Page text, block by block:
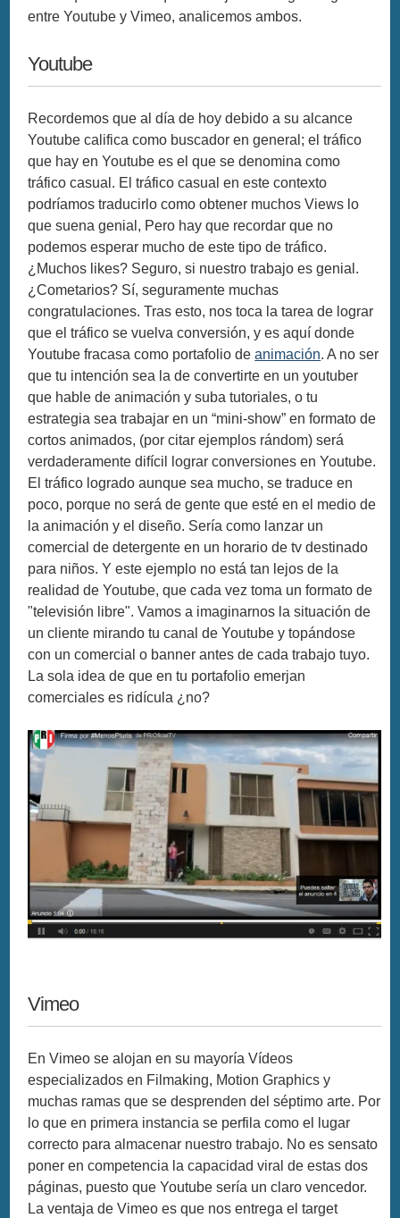
entre Youtube y Vimeo, analicemos ambos.
Youtube
Recordemos que al día de hoy debido a su alcance
Youtube califica como buscador en general; el tráfico
que hay en Youtube es el que se denomina como
tráfico casual. El tráfico casual en este contexto
podríamos traducirlo como obtener muchos Views lo
que suena genial, Pero hay que recordar que no
podemos esperar mucho de este tipo de tráfico.
¿Muchos likes? Seguro, si nuestro trabajo es genial.
¿Cometarios? Sí, seguramente muchas
congratulaciones. Tras esto, nos toca la tarea de lograr
que el tráfico se vuelva conversión, y es aquí donde
Youtube fracasa como portafolio deanimación. A no ser
que tu intención sea la de convertirte en un youtuber
que hable de animación y suba tutoriales, o tu
estrategia sea trabajar en un “mini-show” en formato de
cortos animados, (por citar ejemplos rándom) será
verdaderamente difícil lograr conversiones en Youtube.
El tráfico logrado aunque sea mucho, se traduce en
poco, porque no será de gente que esté en el medio de
la animación y el diseño. Sería como lanzar un
comercial de detergente en un horario de tv destinado
para niños. Y este ejemplo no está tan lejos de la
realidad de Youtube, que cada vez toma un formato de
"televisión libre". Vamos a imaginarnos la situación de
un cliente mirando tu canal de Youtube y topándose
con un comercial o banner antes de cada trabajo tuyo.
La sola idea de que en tu portafolio emerjan
comerciales es ridícula ¿no?
Vimeo
En Vimeo se alojan en su mayoría Vídeos
especializados en Filmaking, Motion Graphics y
muchas ramas que se desprenden del séptimo arte. Por
lo que en primera instancia se perfila como el lugar
correcto para almacenar nuestro trabajo. No es sensato
poner en competencia la capacidad viral de estas dos
páginas, puesto que Youtube sería un claro vencedor.
La ventaja de Vimeo es que nos entrega el target